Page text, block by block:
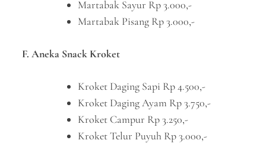
Martabak Sayur Rp 3.000,-
Martabak Pisang Rp 3.000,-
F. Aneka Snack Kroket
Kroket Daging Sapi Rp 4.500,-
Kroket Daging Ayam Rp 3.750,-
Kroket Campur Rp 3.250,-
Kroket Telur Puyuh Rp 3.000,-